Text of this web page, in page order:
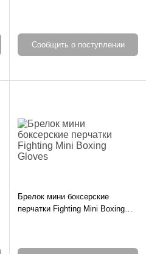
Сообщить о поступлении
Брелок мини боксерские
перчатки Fighting Mini Boxing